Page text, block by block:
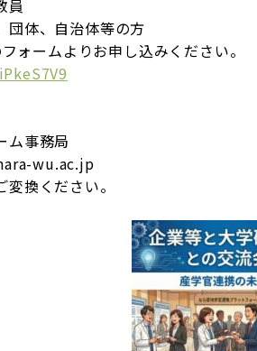
員
団体、自治体等の方
ォームよりお申し込みください。
ム事務局
wu.ac.jp
換ください。